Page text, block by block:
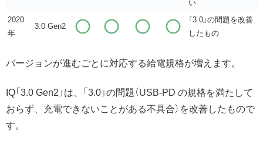
い
2020
年
3.0 Gen2
「3.0」の問題を改善
したもの
バージョンが進むごとに対応する給電規格が増えます。
IQ「3.0 Gen2」は、「3.0」の問題（USB-PD の規格を満たして
おらず、充電できないことがある不具合）を改善したもので
す。